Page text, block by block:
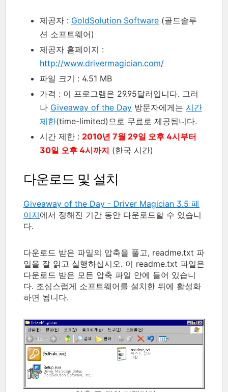
제공자 : GoldSolution Software (골드솔루
션 소프트웨어)
제공자 홈페이지 :
http://www.drivermagician.com/
파일 크기 : 4.51 MB
가격 : 이 프로그램은 29.95달러입니다. 그러
나 Giveaway of the Day 방문자에게는 시간
제한(time-limited)으로 무료로 제공됩니다.
시간 제한 : 2010년 7월 29일 오후 4시부터
30일 오후 4시까지 (한국 시간)
다운로드 및 설치
Giveaway of the Day - Driver Magician 3.5 페
이지에서 정해진 기간 동안 다운로드할 수 있습니
다.
다운로드 받은 파일의 압축을 풀고, readme.txt 파
일을 잘 읽고 실행하십시오. 이 readme.txt 파일은
다운로드 받은 모든 압축 파일 안에 들어 있습니
다. 조심스럽게 소프트웨어를 설치한 뒤에 활성화
하면 됩니다.